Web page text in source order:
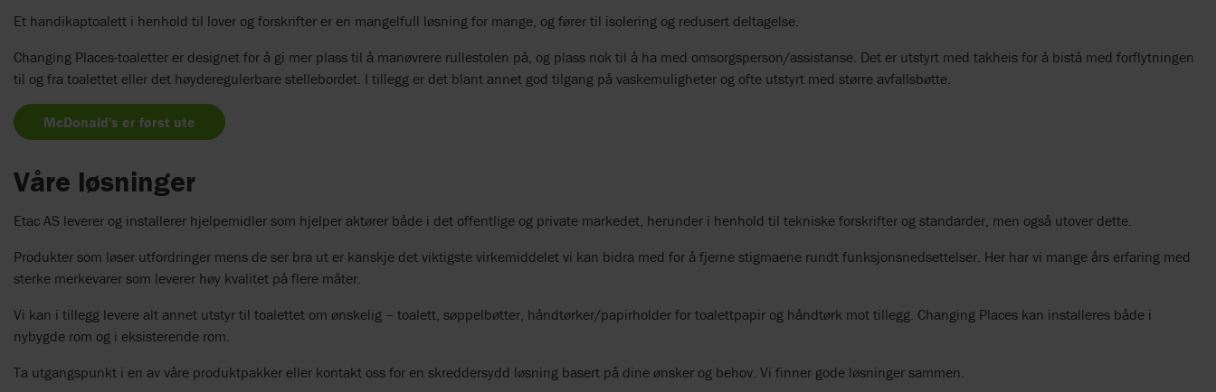
Et handikaptoalett i henhold til lover og forskrifter er en mangelfull løsning for mange, og fører til isolering og redusert deltagelse.
Changing Places-toaletter er designet for å gi mer plass til å manøvrere rullestolen på, og plass nok til å ha med omsorgsperson/assistanse. Det er utstyrt med takheis for å bistå med forflytningen
til og fra toalettet eller det høyderegulerbare stellebordet. I tillegg er det blant annet god tilgang på vaskemuligheter og ofte utstyrt med større avfallsbøtte.
McDonald's er først ute
Våre løsninger
Etac AS leverer og installerer hjelpemidler som hjelper aktører både i det offentlige og private markedet, herunder i henhold til tekniske forskrifter og standarder, men også utover dette.
Produkter som løser utfordringer mens de ser bra ut er kanskje det viktigste virkemiddelet vi kan bidra med for å fjerne stigmaene rundt funksjonsnedsettelser. Her har vi mange års erfaring med
sterke merkevarer som leverer høy kvalitet på flere måter.
Vi kan i tillegg levere alt annet utstyr til toalettet om ønskelig – toalett, søppelbøtter, håndtørker/papirholder for toalettpapir og håndtørk mot tillegg. Changing Places kan installeres både i
nybygde rom og i eksisterende rom.
Ta utgangspunkt i en av våre produktpakker eller kontakt oss for en skreddersydd løsning basert på dine ønsker og behov. Vi finner gode løsninger sammen.